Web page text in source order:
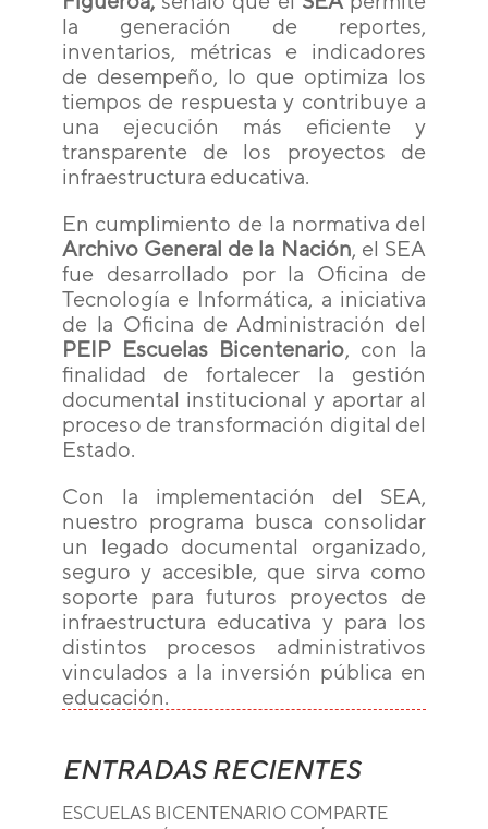
la generación de reportes,
inventarios, métricas e indicadores
de desempeño, lo que optimiza los
tiempos de respuesta y contribuye a
una ejecución más eficiente y
transparente de los proyectos de
infraestructura educativa.
En cumplimiento de la normativa del
Archivo General de la Nación, el SEA
fue desarrollado por la Oficina de
Tecnología e Informática, a iniciativa
de la Oficina de Administración del
PEIP Escuelas Bicentenario, con la
finalidad de fortalecer la gestión
documental institucional y aportar al
proceso de transformación digital del
Estado.
Con la implementación del SEA,
nuestro programa busca consolidar
un legado documental organizado,
seguro y accesible, que sirva como
soporte para futuros proyectos de
infraestructura educativa y para los
distintos procesos administrativos
vinculados a la inversión pública en
educación.
ENTRADAS RECIENTES
ESCUELAS BICENTENARIO COMPARTE